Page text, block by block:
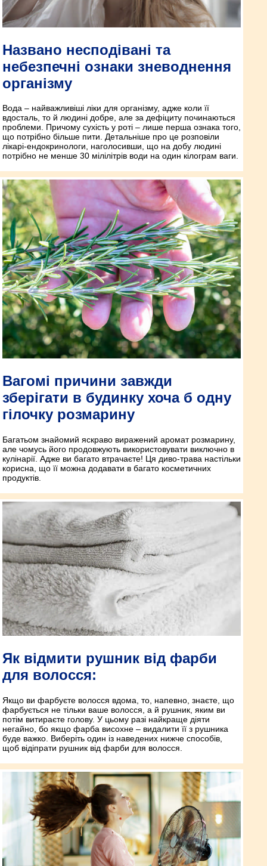
Названо несподівані та
небезпечні ознаки зневоднення
організму
Вода – найважливіші ліки для організму, адже коли її
вдосталь, то й людині добре, але за дефіциту починаються
проблеми. Причому сухість у роті – лише перша ознака того,
що потрібно більше пити. Детальніше про це розповіли
лікарі-ендокринологи, наголосивши, що на добу людині
потрібно не менше 30 мілілітрів води на один кілограм ваги.
Вагомі причини завжди
зберігати в будинку хоча б одну
гілочку розмарину
Багатьом знайомий яскраво виражений аромат розмарину,
але чомусь його продовжують використовувати виключно в
кулінарії. Адже ви багато втрачаєте! Ця диво-трава настільки
корисна, що її можна додавати в багато косметичних
продуктів.
Як відмити рушник від фарби
для волосся:
Якщо ви фарбуєте волосся вдома, то, напевно, знаєте, що
фарбується не тільки ваше волосся, а й рушник, яким ви
потім витираєте голову. У цьому разі найкраще діяти
негайно, бо якщо фарба висохне – видалити її з рушника
буде важко. Виберіть один із наведених нижче способів,
щоб відіпрати рушник від фарби для волосся.